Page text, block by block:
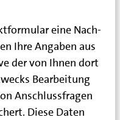
eine Nach­
Ihre Anga­ben aus
der von Ihnen dort
Bear­bei­tung
Anschluss­fra­gen
Die­se Daten